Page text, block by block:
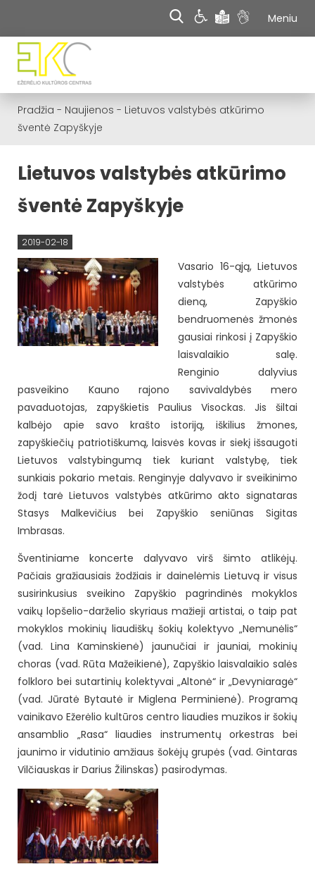
Meniu
Pradžia - Naujienos - Lietuvos valstybės atkūrimo
šventė Zapyškyje
Lietuvos valstybės atkūrimo
šventė Zapyškyje
2019-02-18
Vasario 16-ąją, Lietuvos
valstybės atkūrimo
dieną, Zapyškio
bendruomenės žmonės
gausiai rinkosi į Zapyškio
laisvalaikio salę.
Renginio dalyvius
pasveikino Kauno rajono savivaldybės mero
pavaduotojas, zapyškietis Paulius Visockas. Jis šiltai
kalbėjo apie savo krašto istoriją, iškilius žmones,
zapyškiečių patriotiškumą, laisvės kovas ir siekį išsaugoti
Lietuvos valstybingumą tiek kuriant valstybę, tiek
sunkiais pokario metais. Renginyje dalyvavo ir sveikinimo
žodį tarė Lietuvos valstybės atkūrimo akto signataras
Stasys Malkevičius bei Zapyškio seniūnas Sigitas
Imbrasas.
Šventiniame koncerte dalyvavo virš šimto atlikėjų.
Pačiais gražiausiais žodžiais ir dainelėmis Lietuvą ir visus
susirinkusius sveikino Zapyškio pagrindinės mokyklos
vaikų lopšelio-darželio skyriaus mažieji artistai, o taip pat
mokyklos mokinių liaudiškų šokių kolektyvo „Nemunėlis“
(vad. Lina Kaminskienė) jaunučiai ir jauniai, mokinių
choras (vad. Rūta Mažeikienė), Zapyškio laisvalaikio salės
folkloro bei sutartinių kolektyvai „Altonė“ ir „Devyniaragė“
(vad. Jūratė Bytautė ir Miglena Perminienė). Programą
vainikavo Ežerėlio kultūros centro liaudies muzikos ir šokių
ansamblio „Rasa“ liaudies instrumentų orkestras bei
jaunimo ir vidutinio amžiaus šokėjų grupės (vad. Gintaras
Vilčiauskas ir Darius Žilinskas) pasirodymas.